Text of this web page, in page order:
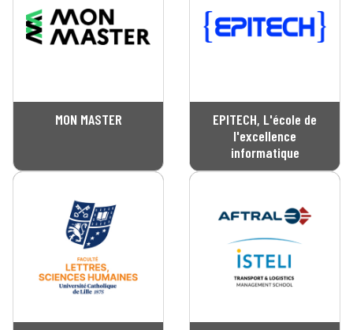
MON MASTER
EPITECH, L'école de
l'excellence
informatique